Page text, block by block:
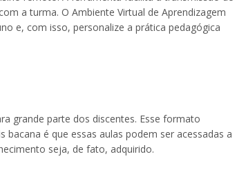
a turma. O Ambiente Virtual de Aprendizagem
e, com isso, personalize a prática pedagógica
grande parte dos discentes. Esse formato
é que essas aulas podem ser acessadas a
seja, de fato, adquirido.